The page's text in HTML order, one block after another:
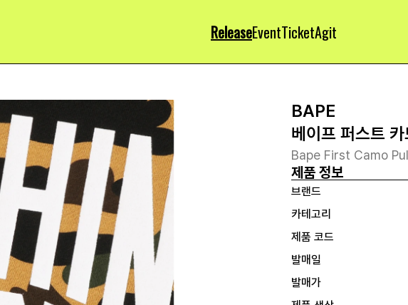
ReleaseEventTicketAgit
BAPE
베이프 퍼스트
Bape First Camo
제품 정보
브랜드
카테고리
제품 코드
발매일
발매가